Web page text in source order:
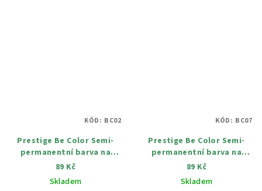
Prestige Be Color Semi-
permanentní barva na
vlasy BC02 čokoláda 100 ml
89 Kč
Skladem
KÓD: BC02
Prestige Be Color Semi-
permanentní barva na
vlasy BC07 korálový
mahagon 100 ml
89 Kč
Skladem
KÓD: BC07